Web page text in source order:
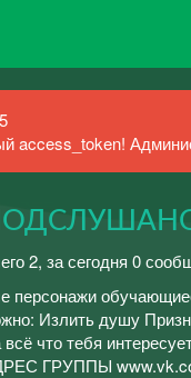
access_token!
2, за сегодня 0
персонажи
Излить душу
что тебя
ГРУППЫ